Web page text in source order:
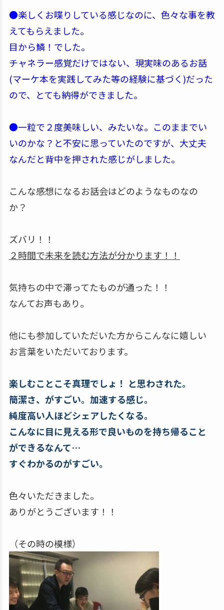
●楽しくお喋りしている感じなのに、色々な事を教
えてもらえました。
目から鱗！でした。
チャネラー感覚だけではない、現実味のあるお話
(マーケ本を実践してみた等の経験に基づく)だった
ので、とても納得ができました。
●一粒で２度美味しい、みたいな。このままでい
いのかな？と不安に思っていたのですが、大丈夫
なんだと背中を押された感じがしました。
こんな感想になるお話会はどのようなものなの
か？
ズバリ！！
２時間で未来を読む方法が分かります！！
気持ちの中で滞ってたものが通った！！
なんてお声もあり。
他にも参加していただいた方からこんなに嬉しい
お言葉をいただいております。
楽しむことこそ真理でしょ！ と思わされた。
簡潔さ、がすごい。加速する感じ。
純度高い人ほどシェアしたくなる。
こんなに目に見える形で良いものを持ち帰ること
ができるなんて…
すぐわかるのがすごい。
色々いただきました。
ありがとうございます！！
（その時の模様）